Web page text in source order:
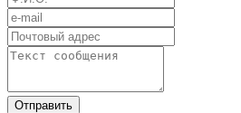
Отправить